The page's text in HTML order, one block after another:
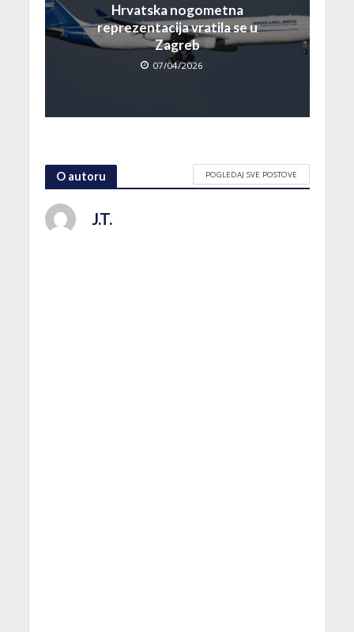
Hrvatska nogometna
reprezentacija vratila se u
Zagreb
07/04/2026
O autoru POGLEDAJ SVE POSTOVE
J.T.